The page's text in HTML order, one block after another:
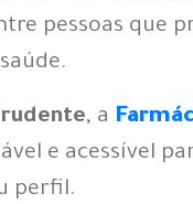
pessoas que
, a
e acessível
perfil.